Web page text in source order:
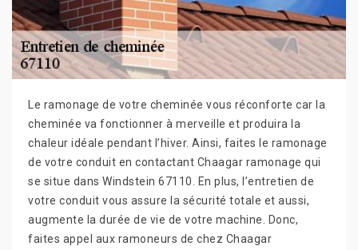
Le ramonage de votre cheminée vous réconforte car la
cheminée va fonctionner à merveille et produira la
chaleur idéale pendant l’hiver. Ainsi, faites le ramonage
de votre conduit en contactant Chaagar ramonage qui
se situe dans Windstein 67110. En plus, l’entretien de
votre conduit vous assure la sécurité totale et aussi,
augmente la durée de vie de votre machine. Donc,
faites appel aux ramoneurs de chez Chaagar